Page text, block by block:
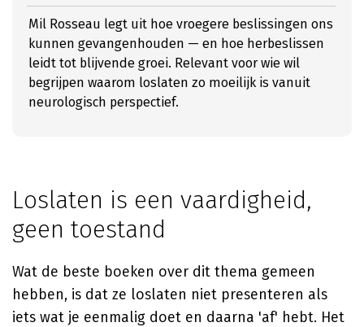
Mil Rosseau legt uit hoe vroegere beslissingen ons
kunnen gevangenhouden — en hoe herbeslissen
leidt tot blijvende groei. Relevant voor wie wil
begrijpen waarom loslaten zo moeilijk is vanuit
neurologisch perspectief.
Loslaten is een vaardigheid,
geen toestand
Wat de beste boeken over dit thema gemeen
hebben, is dat ze loslaten niet presenteren als
iets wat je eenmalig doet en daarna 'af' hebt. Het